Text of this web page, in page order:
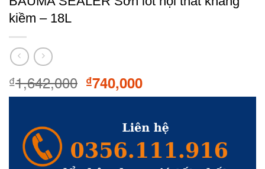
kiềm – 18L
₫1,642,000 Original
price
₫1,642,000.
₫740,000Current
price
₫740,000.